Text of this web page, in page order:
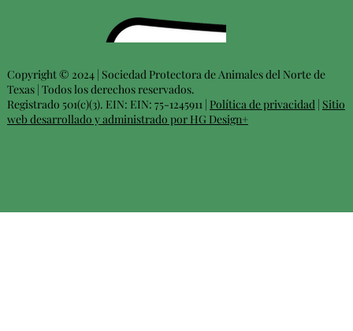
Copyright © 2024 | Sociedad Protectora de Animales del Norte de
Texas | Todos los derechos reservados.
Registrado 501(c)(3). EIN: EIN: 75-1245911 | Política de privacidad| Sitio
web desarrollado y administrado por HG Design+